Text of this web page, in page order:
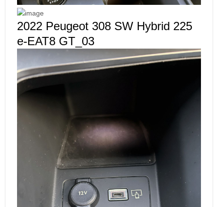
2022 Peugeot 308 SW Hybrid 225
e-EAT8 GT_03